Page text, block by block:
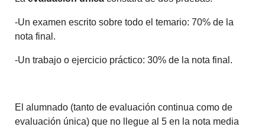
-Un examen escrito sobre todo el temario: 70% de la
nota final.
-Un trabajo o ejercicio práctico: 30% de la nota final.
El alumnado (tanto de evaluación continua como de
evaluación única) que no llegue al 5 en la nota media